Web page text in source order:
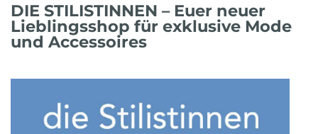
DIE STILISTINNEN – Euer neuer
Lieblingsshop für exklusive Mode
und Accessoires